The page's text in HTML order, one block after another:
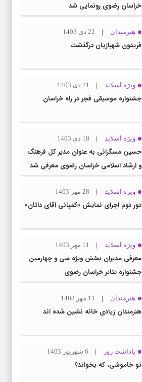
خراسان رضوی رونمایی شد
هنرمندان 22 دی 1403
فریدون شهبازیان درگذشت
ویژه اسلاید 21 دی 1403
جشنواره موسیقی فجر در راه خراسان
ویژه اسلاید 18 دی 1403
حسین مسگرانی به عنوان مدیر کل فرهنگ
و ارشاد اسلامی خراسان رضوی معرفی شد
ویژه اسلاید 28 مهر 1403
دور دوم اجرای نمایش «کمپانی آقای داتان»
ویژه اسلاید 11 مهر 1403
معرفی مدیران بخش ویژه سی و چهارمین
جشنواره تئاتر خراسان رضوی
هنرمندان 11 مهر 1403
هنرمندان زیادی خانه نشین شده اند
یاداشت روز 6 شهریور 1403
تو خاموشی، که بخواند؟